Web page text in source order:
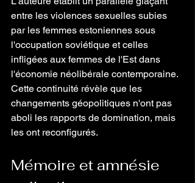
entre les violences sexuelles subies
par les femmes estoniennes sous
l'occupation soviétique et celles
infligées aux femmes de l'Est dans
l'économie néolibérale contemporaine.
Cette continuité révèle que les
changements géopolitiques n'ont pas
aboli les rapports de domination, mais
les ont reconfigurés.
Mémoire et amnésie